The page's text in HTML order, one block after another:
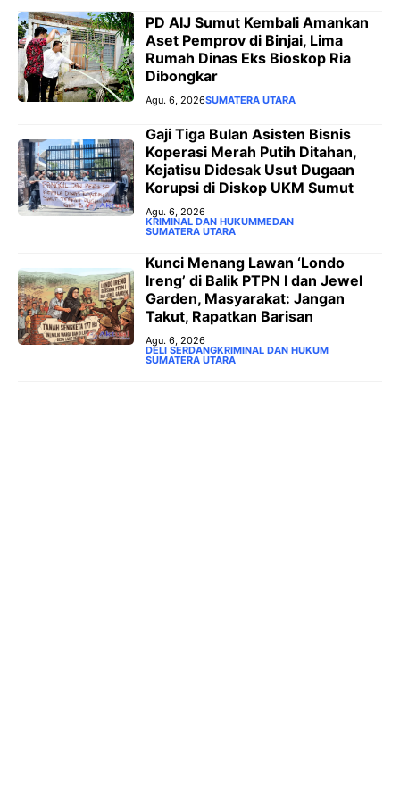
PD AIJ Sumut Kembali Amankan
Aset Pemprov di Binjai, Lima
Rumah Dinas Eks Bioskop Ria
Dibongkar
Agu. 6, 2026SUMATERA UTARA
‎Gaji Tiga Bulan Asisten Bisnis
Koperasi Merah Putih Ditahan,
Kejatisu Didesak Usut Dugaan
Korupsi di Diskop UKM Sumut
Agu. 6, 2026
KRIMINAL DAN HUKUMMEDAN
SUMATERA UTARA
‎Kunci Menang Lawan ‘Londo
Ireng’ di Balik PTPN I dan Jewel
Garden, Masyarakat: Jangan
Takut, Rapatkan Barisan
Agu. 6, 2026
DELI SERDANGKRIMINAL DAN HUKUM
SUMATERA UTARA